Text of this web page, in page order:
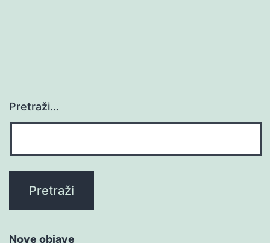
Pretraži…
Nove objave